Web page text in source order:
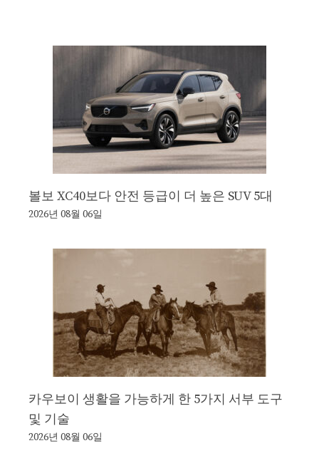
볼보 XC40보다 안전 등급이 더 높은 SUV 5대
2026년 08월 06일
카우보이 생활을 가능하게 한 5가지 서부 도구
및 기술
2026년 08월 06일